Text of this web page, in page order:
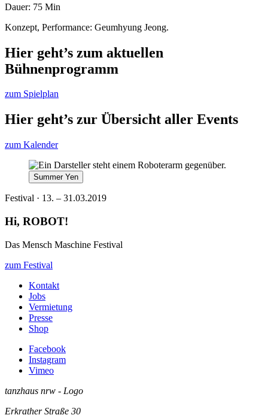
Dauer: 75 Min
Konzept, Performance: Geumhyung Jeong.
Hier geht’s zum aktuellen
Bühnenprogramm
zum Spielplan
Hier geht’s zur Übersicht aller Events
zum Kalender
Summer Yen
Festival · 13. – 31.03.2019
Hi, ROBOT!
Das Mensch Maschine Festival
zum Festival
Kontakt
Jobs
Vermietung
Presse
Shop
Facebook
Instagram
Vimeo
tanzhaus nrw - Logo
Erkrather Straße 30